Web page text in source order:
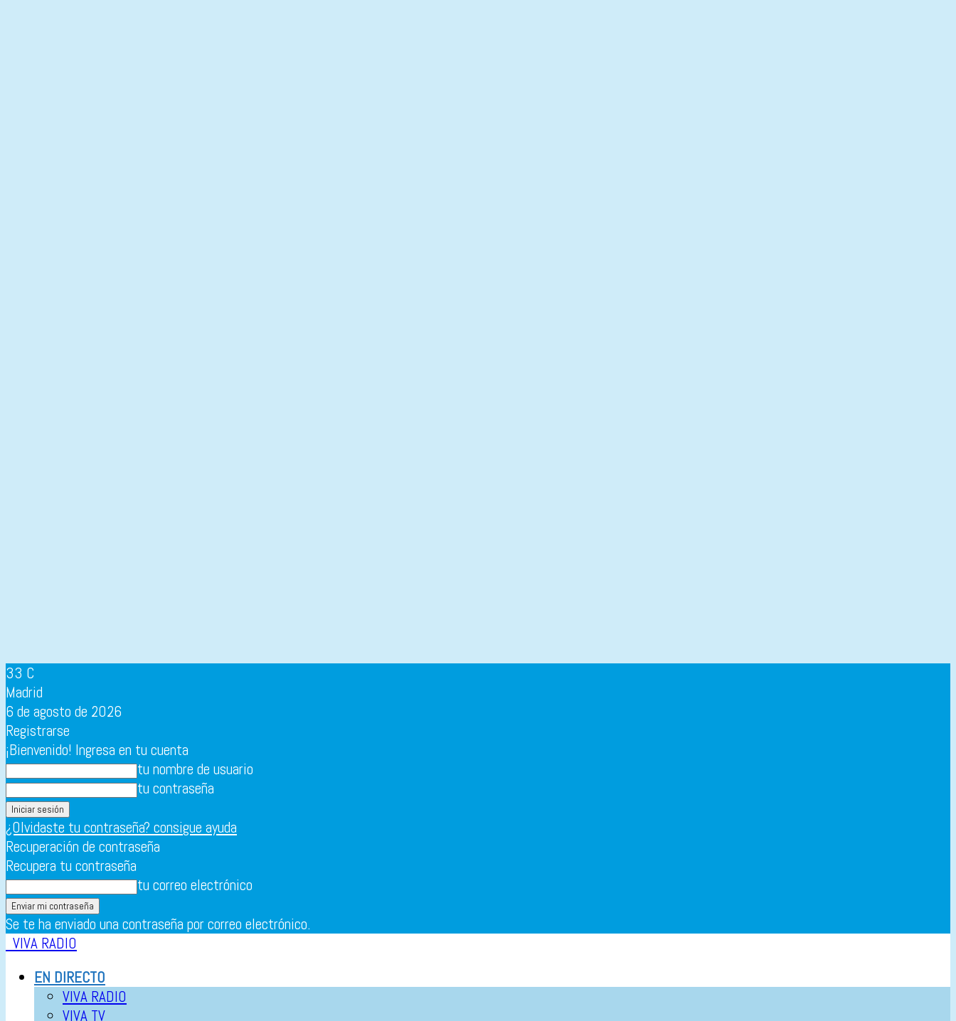
33 C
Madrid
6 de agosto de 2026
Registrarse
¡Bienvenido! Ingresa en tu cuenta
tu nombre de usuario
tu contraseña
¿Olvidaste tu contraseña? consigue ayuda
Recuperación de contraseña
Recupera tu contraseña
tu correo electrónico
Se te ha enviado una contraseña por correo electrónico.
VIVA RADIO
EN DIRECTO
VIVA RADIO
VIVA TV